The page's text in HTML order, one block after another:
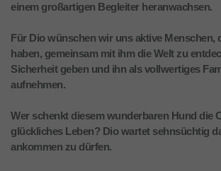
einem großartigen Begleiter heranwachsen.
Für Dio wünschen wir uns aktive Menschen,
haben, gemeinsam mit ihm die Welt zu
Sicherheit geben und ihn als vollwertiges
aufnehmen.
Wer schenkt diesem wunderbaren Hund die
glückliches Leben? Dio wartet sehnsüchtig
ankommen zu dürfen.